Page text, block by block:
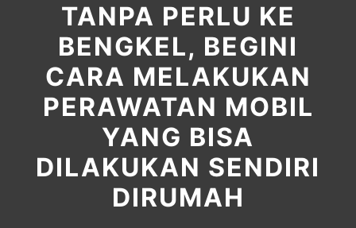
TANPA PERLU KE
BENGKEL, BEGINI
CARA MELAKUKAN
PERAWATAN MOBIL
YANG BISA
DILAKUKAN SENDIRI
DIRUMAH